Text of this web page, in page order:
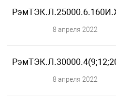
8 апреля 2022
8 апреля 2022